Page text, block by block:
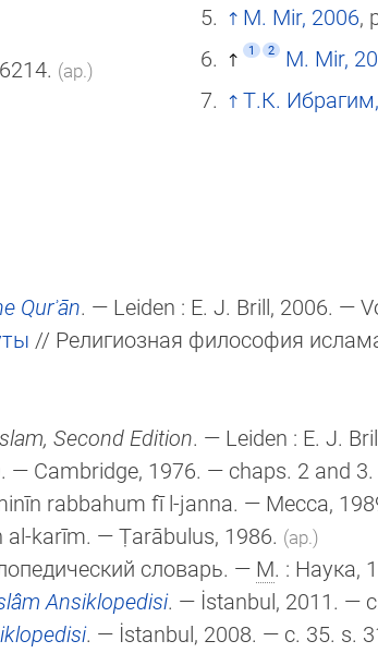
(ар.)
M. Mir, 2006,
1 2 M. Mir,
Т.К.
Qurʾān. — Leiden : E. J. Brill, 2006. —
// Религиозная философия
Second Edition. — Leiden : E. J.
. — Cambridge, 1976. — chaps. 2 and 3.
rabbahum fī l-janna. — Mecca,
al-karīm. — Ṭarābulus, 1986. (ар.)
словарь. — М. : Наука,
Ansiklopedisi. — İstanbul, 2011. —
. — İstanbul, 2008. — c. 35. s.